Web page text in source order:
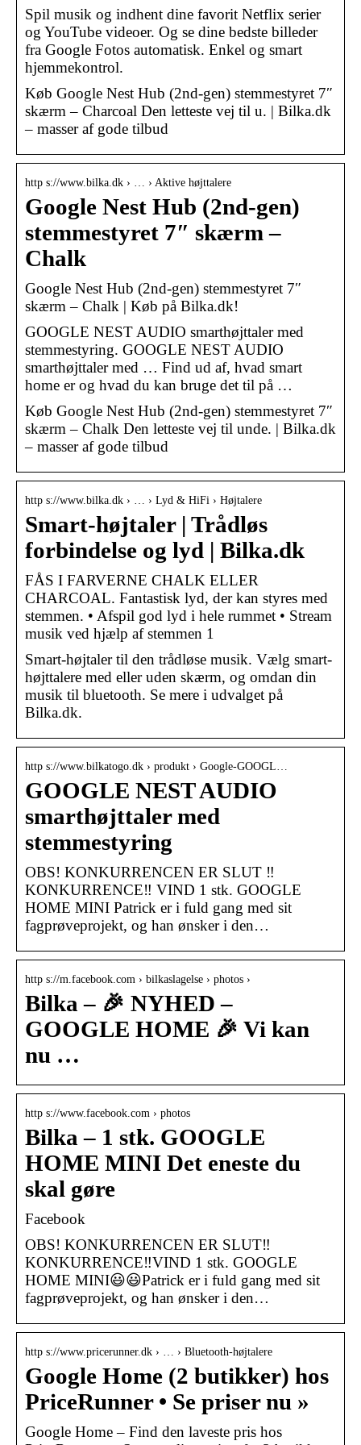
Spil musik og indhent dine favorit Netflix serier
og YouTube videoer. Og se dine bedste billeder
fra Google Fotos automatisk. Enkel og smart
hjemmekontrol.
Køb Google Nest Hub (2nd-gen) stemmestyret 7″
skærm – Charcoal Den letteste vej til u. | Bilka.dk
– masser af gode tilbud
http s://www.bilka.dk › … › Aktive højttalere
Google Nest Hub (2nd-gen)
stemmestyret 7″ skærm –
Chalk
Google Nest Hub (2nd-gen) stemmestyret 7″
skærm – Chalk | Køb på Bilka.dk!
GOOGLE NEST AUDIO smarthøjttaler med
stemmestyring. GOOGLE NEST AUDIO
smarthøjttaler med … Find ud af, hvad smart
home er og hvad du kan bruge det til på …
Køb Google Nest Hub (2nd-gen) stemmestyret 7″
skærm – Chalk Den letteste vej til unde. | Bilka.dk
– masser af gode tilbud
http s://www.bilka.dk › … › Lyd & HiFi › Højtalere
Smart-højtaler | Trådløs
forbindelse og lyd | Bilka.dk
FÅS I FARVERNE CHALK ELLER
CHARCOAL. Fantastisk lyd, der kan styres med
stemmen. • Afspil god lyd i hele rummet • Stream
musik ved hjælp af stemmen 1
Smart-højtaler til den trådløse musik. Vælg smart-
højttalere med eller uden skærm, og omdan din
musik til bluetooth. Se mere i udvalget på
Bilka.dk.
http s://www.bilkatogo.dk › produkt › Google-GOOGL…
GOOGLE NEST AUDIO
smarthøjttaler med
stemmestyring
OBS! KONKURRENCEN ER SLUT ‼️
KONKURRENCE‼️ VIND 1 stk. GOOGLE
HOME MINI Patrick er i fuld gang med sit
fagprøveprojekt, og han ønsker i den…
http s://m.facebook.com › bilkaslagelse › photos ›
Bilka – 🎉 NYHED –
GOOGLE HOME 🎉 Vi kan
nu …
http s://www.facebook.com › photos
Bilka – 1 stk. GOOGLE
HOME MINI Det eneste du
skal gøre
Facebook
OBS! KONKURRENCEN ER SLUT‼️
KONKURRENCE‼️VIND 1 stk. GOOGLE
HOME MINI😃😃Patrick er i fuld gang med sit
fagprøveprojekt, og han ønsker i den…
http s://www.pricerunner.dk › … › Bluetooth-højtalere
Google Home (2 butikker) hos
PriceRunner • Se priser nu »
Google Home – Find den laveste pris hos